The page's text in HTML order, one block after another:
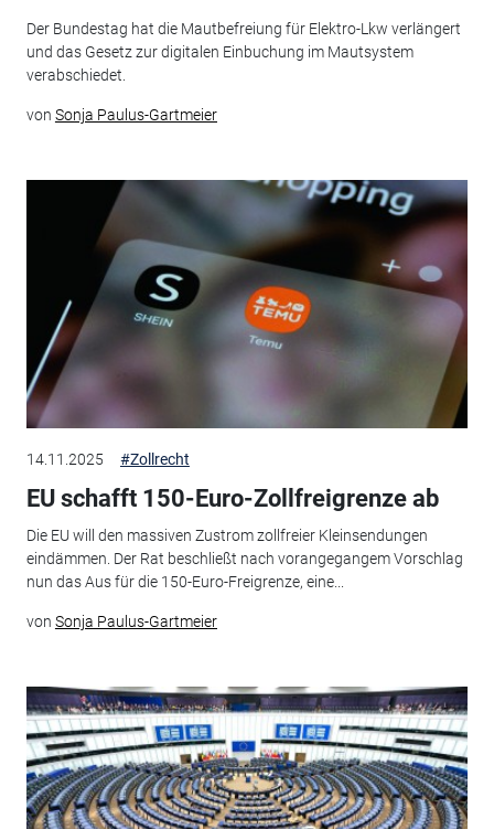
Der Bundestag hat die Mautbefreiung für Elektro-Lkw verlängert
und das Gesetz zur digitalen Einbuchung im Mautsystem
verabschiedet.
von Sonja Paulus-Gartmeier
14.11.2025 #Zollrecht
EU schafft 150-Euro-Zollfreigrenze ab
Die EU will den massiven Zustrom zollfreier Kleinsendungen
eindämmen. Der Rat beschließt nach vorangegangem Vorschlag
nun das Aus für die 150-Euro-Freigrenze, eine...
von Sonja Paulus-Gartmeier